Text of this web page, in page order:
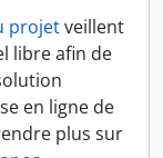
projetveillent
libre afin de
en ligne de
plus sur